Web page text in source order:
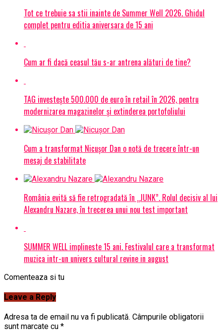
Tot ce trebuie sa stii inainte de Summer Well 2026. Ghidul
complet pentru editia aniversara de 15 ani
Cum ar fi dacă ceasul tău s-ar antrena alături de tine?
TAG investește 500.000 de euro în retail în 2026, pentru
modernizarea magazinelor și extinderea portofoliului
Cum a transformat Nicușor Dan o notă de trecere într-un
mesaj de stabilitate
România evită să fie retrogradată în „JUNK”. Rolul decisiv al lui
Alexandru Nazare, în trecerea unui nou test important
SUMMER WELL implineste 15 ani. Festivalul care a transformat
muzica intr-un univers cultural revine in august
Comenteaza si tu
Leave a Reply
Adresa ta de email nu va fi publicată. Câmpurile obligatorii
sunt marcate cu *